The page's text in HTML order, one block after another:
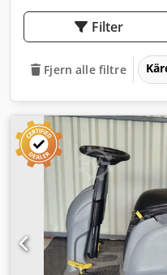
Filter
Fjern alle filtre